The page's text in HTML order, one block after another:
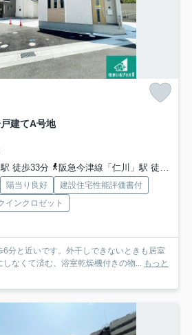
建てA号地
徒歩33分
阪急今津線「仁川」駅 徒歩35分
陽当り良好
建設住宅性能評価書付
インクロゼット
分と近いです。外干しできないときも居室
なくて済む、浴室乾燥機付きの物... もっと